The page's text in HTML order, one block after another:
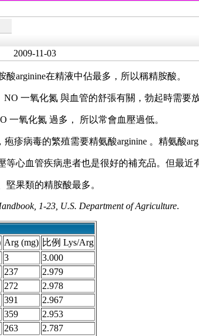
2009-11-03
酸arginine在精液中佔最多，所以稱精胺酸。
NO 一氧化氮 與血管的舒張有關，勃起時需要
一氧化氮 過多， 所以常會血壓過低。
疱疹病毒的繁殖需要精氨酸arginine 。 精氨酸
等心血管疾病患者也是很好的補充品。但最近
堅果類的精胺酸最多。
1-23, U.S. Department of Agriculture.
Arg (mg) 比例 Lys/Arg
3 3.000
237 2.979
272 2.978
391 2.967
359 2.953
263 2.787